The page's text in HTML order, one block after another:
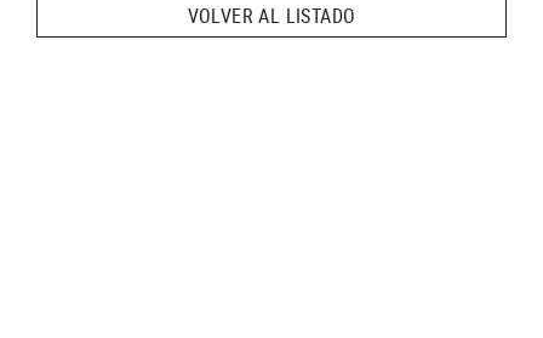
VOLVER AL LISTADO